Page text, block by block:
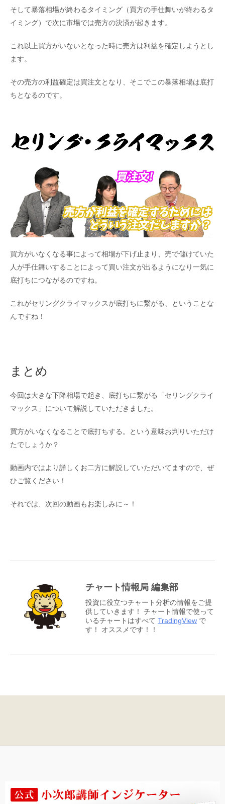
そして暴落相場が終わるタイミング（買方の手仕舞いが終わるタ
イミング）で次に市場では売方の決済が起きます。
これ以上買方がいないとなった時に売方は利益を確定しようとし
ます。
その売方の利益確定は買注文となり、そこでこの暴落相場は底打
ちとなるのです。
買方がいなくなる事によって相場が下げ止まり、売で儲けていた
人が手仕舞いすることによって買い注文が出るようになり一気に
底打ちにつながるのですね。
これがセリングクライマックスが底打ちに繋がる、ということな
んですね！
まとめ
今回は大きな下降相場で起き、底打ちに繋がる「セリングクライ
マックス」について解説していただきました。
買方がいなくなることで底打ちする。という意味お判りいただけ
たでしょうか？
動画内ではより詳しくお二方に解説していただいてますので、ぜ
ひご覧ください！
それでは、次回の動画もお楽しみに～！
チャート情報局 編集部
投資に役立つチャート分析の情報をご提
供していきます！ チャート情報で使って
いるチャートはすべて TradingView で
す！ オススメです！！